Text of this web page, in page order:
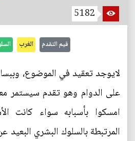
5182
قيم التقدم الغرب
لايوجد تعقيد في الموضوع،
على الدوام وهو تقدم سيستمر
امسكوا بأسبابه سواء كانت
المرتبطة بالسلوك البشري البعيد